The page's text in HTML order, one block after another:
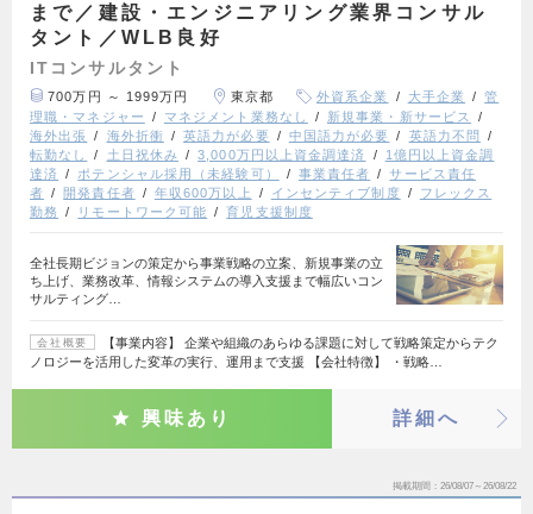
まで／建設・エンジニアリング業界コンサル
タント／WLB良好
ITコンサルタント
700万円 ～ 1999万円 東京都 外資系企業 大手企業
管
理職・マネジャー
マネジメント業務なし
新規事業・新サービス
海外出張
海外折衝 英語力が必要 中国語力が必要
英語力不問
転勤なし
土日祝休み 3,000万円以上資金調達済
1億円以上資金調
達済
ポテンシャル採用（未経験可） 事業責任者
サービス責任
者
開発責任者 年収600万以上 インセンティブ制度
フレックス
勤務
リモートワーク可能 育児支援制度
全社長期ビジョンの策定から事業戦略の立案、新規事業の立
ち上げ、業務改革、情報システムの導入支援まで幅広いコン
サルティング…
会社概要
【事業内容】 企業や組織のあらゆる課題に対して戦略策定からテク
ノロジーを活用した変革の実行、運用まで支援 【会社特徴】 ・戦略…
興味あり 詳細へ
掲載期間 26/08/07～26/08/22